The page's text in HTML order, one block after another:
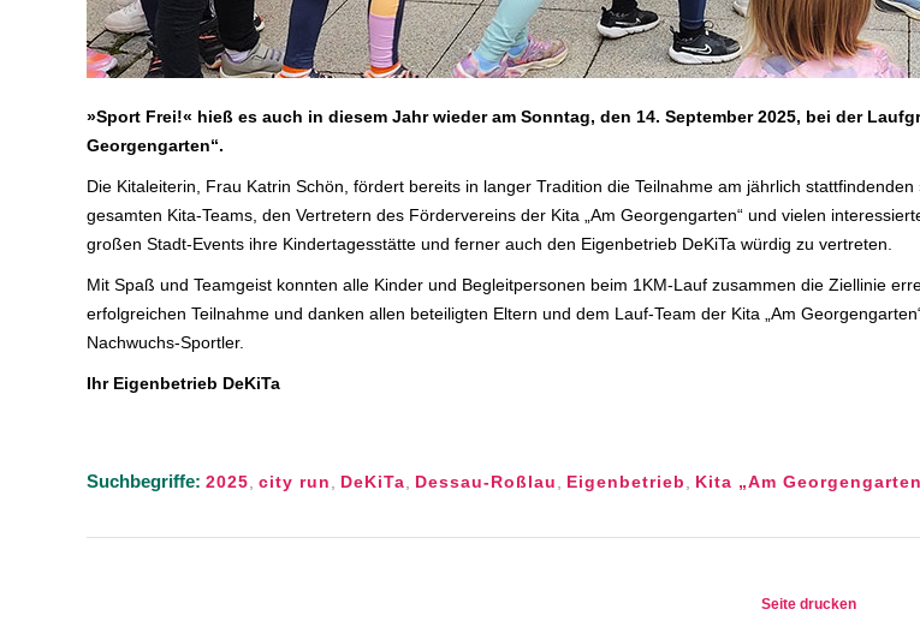
»Sport Frei!« hieß es auch in diesem Jahr wieder am Sonntag, den 14. September 2025, bei der
Georgengarten“.
Die Kitaleiterin, Frau Katrin Schön, fördert bereits in langer Tradition die Teilnahme am jährlich
gesamten Kita-Teams, den Vertretern des Fördervereins der Kita „Am Georgengarten“ und vielen
großen Stadt-Events ihre Kindertagesstätte und ferner auch den Eigenbetrieb DeKiTa würdig zu vertreten.
Mit Spaß und Teamgeist konnten alle Kinder und Begleitpersonen beim 1KM-Lauf zusammen die Ziellinie
erfolgreichen Teilnahme und danken allen beteiligten Eltern und dem Lauf-Team der Kita „Am
Nachwuchs-Sportler.
Ihr Eigenbetrieb DeKiTa
Suchbegriffe: 2025 city run DeKiTa Dessau-Roßlau Eigenbetrieb Kita „Am
Seite drucken